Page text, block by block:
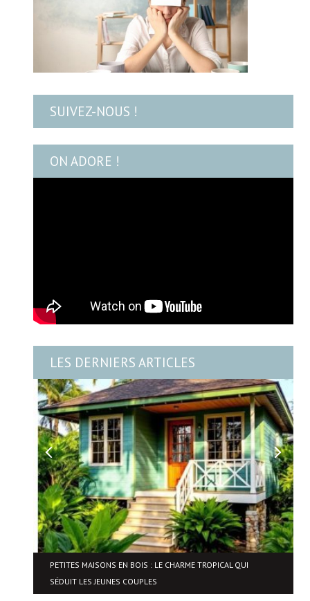
SUIVEZ-NOUS !
ON ADORE !
LES DERNIERS ARTICLES
PETITES MAISONS EN BOIS : LE CHARME TROPICAL QUI
SÉDUIT LES JEUNES COUPLES